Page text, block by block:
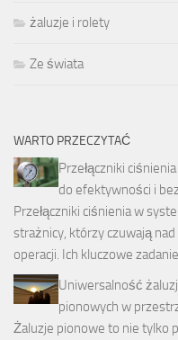
żaluzje i rolety
Ze świata
WARTO PRZECZYTAĆ
Przełączniki
do efektywności i
Przełączniki ciśnienia w
strażnicy, którzy czuwają
operacji. Ich kluczowe
Uniwersalność
pionowych w
Żaluzje pionowe to nie tylko